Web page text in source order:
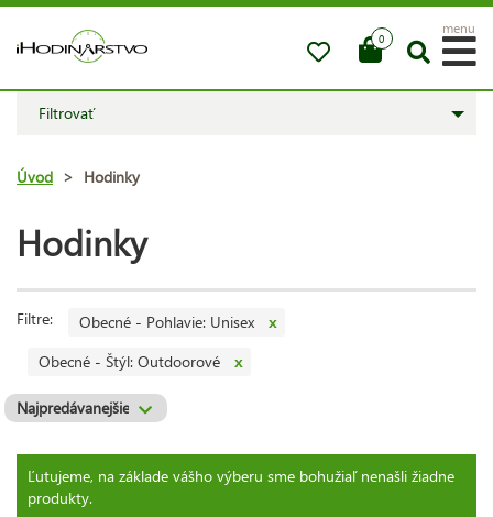
0
menu
Filtrovať
Úvod > Hodinky
Hodinky
Filtre: Obecné - Pohlavie: Unisex x
Obecné - Štýl: Outdoorové x
Ľutujeme, na základe vášho výberu sme bohužiaľ nenašli žiadne
produkty.